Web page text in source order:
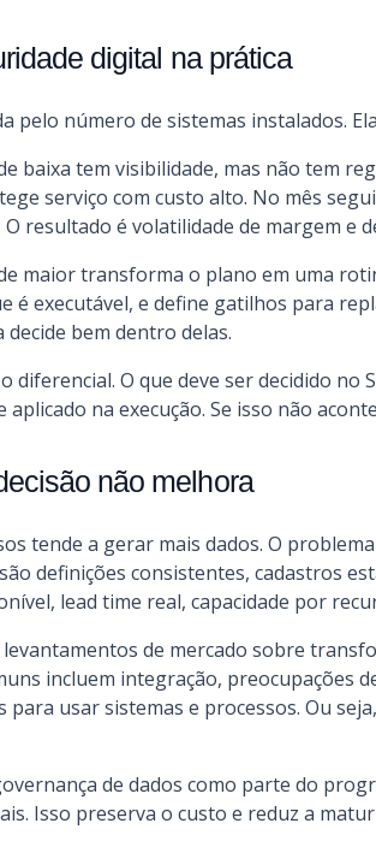
digital na prática
pelo número de sistemas instalados.
baixa tem visibilidade, mas não tem
serviço com custo alto. No mês
resultado é volatilidade de margem e
maior transforma o plano em uma
é executável, e define gatilhos para
bem dentro delas.
diferencial. O que deve ser decidido
na execução. Se isso não
não melhora
tende a gerar mais dados. O
definições consistentes, cadastros
lead time real, capacidade por
de mercado sobre
incluem integração, preocupações
usar sistemas e processos. Ou
de dados como parte do
Isso preserva o custo e reduz a